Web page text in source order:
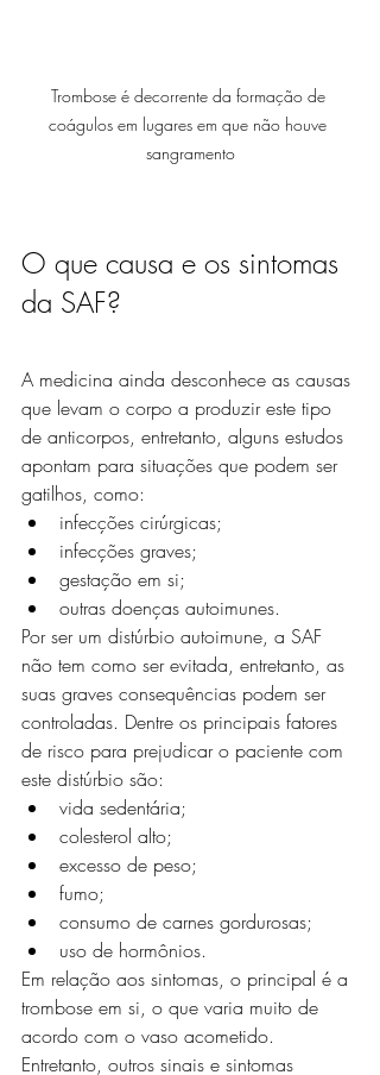
Trombose é decorrente da formação de
coágulos em lugares em que não houve
sangramento
O que causa e os sintomas
da SAF?
A medicina ainda desconhece as causas
que levam o corpo a produzir este tipo
de anticorpos, entretanto, alguns estudos
apontam para situações que podem ser
gatilhos, como:
infecções cirúrgicas;
infecções graves;
gestação em si;
outras doenças autoimunes.
Por ser um distúrbio autoimune, a SAF
não tem como ser evitada, entretanto, as
suas graves consequências podem ser
controladas. Dentre os principais fatores
de risco para prejudicar o paciente com
este distúrbio são:
vida sedentária;
colesterol alto;
excesso de peso;
fumo;
consumo de carnes gordurosas;
uso de hormônios.
Em relação aos sintomas, o principal é a
trombose em si, o que varia muito de
acordo com o vaso acometido.
Entretanto, outros sinais e sintomas